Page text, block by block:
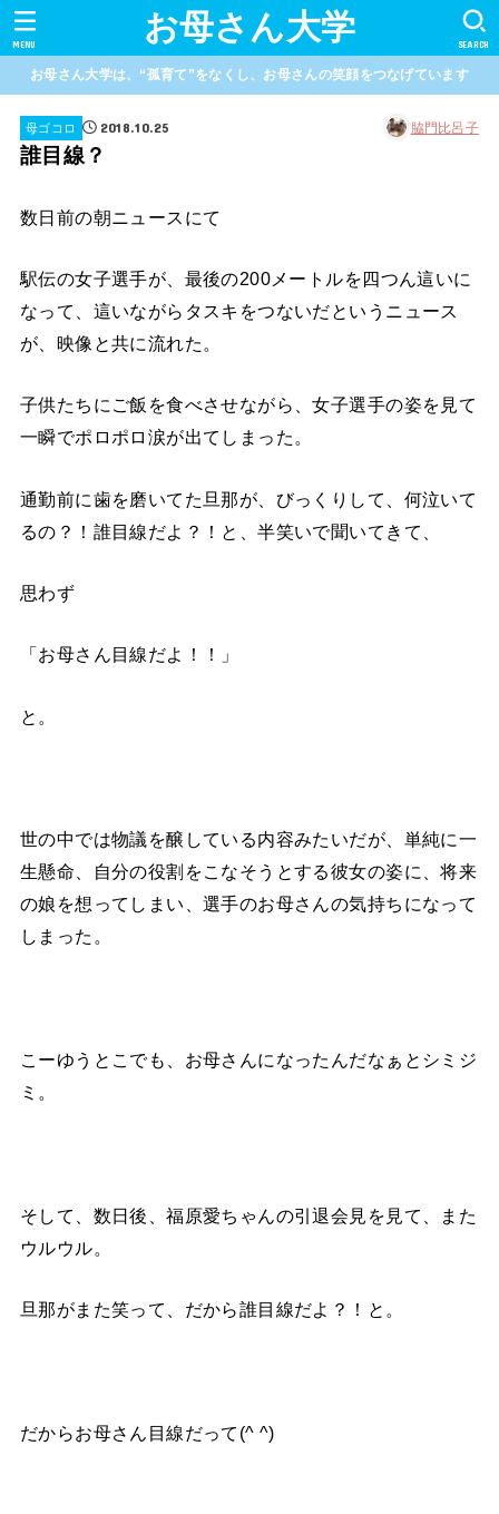
お母さん大学 SEARCH
MENU
お母さん大学は、“孤育て”をなくし、お母さんの笑顔をつなげています
母ゴコロ 2018.10.25 脇門比呂子
誰目線？
数日前の朝ニュースにて
駅伝の女子選手が、最後の200メートルを四つん這いに
なって、這いながらタスキをつないだというニュース
が、映像と共に流れた。
子供たちにご飯を食べさせながら、女子選手の姿を見て
一瞬でポロポロ涙が出てしまった。
通勤前に歯を磨いてた旦那が、びっくりして、何泣いて
るの？！誰目線だよ？！と、半笑いで聞いてきて、
思わず
「お母さん目線だよ！！」
と。
世の中では物議を醸している内容みたいだが、単純に一
生懸命、自分の役割をこなそうとする彼女の姿に、将来
の娘を想ってしまい、選手のお母さんの気持ちになって
しまった。
こーゆうとこでも、お母さんになったんだなぁとシミジ
ミ。
そして、数日後、福原愛ちゃんの引退会見を見て、また
ウルウル。
旦那がまた笑って、だから誰目線だよ？！と。
だからお母さん目線だって(^ ^)